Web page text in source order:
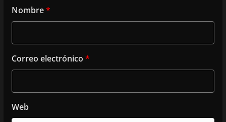
Nombre*
Correo electrónico *
Web